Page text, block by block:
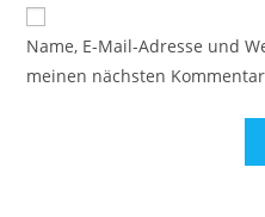
Name, E-Mail-Adresse und
meinen nächsten